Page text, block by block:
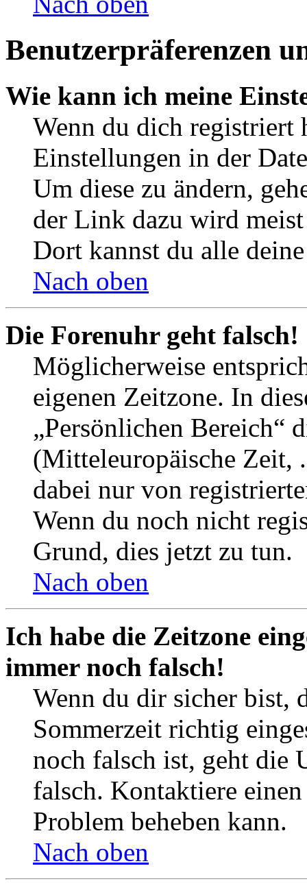
Benutzerpräferenzen
Wie kann ich meine
Wenn du dich registriert
Einstellungen in der
Um diese zu ändern,
der Link dazu wird
Dort kannst du alle
Nach oben
Die Forenuhr geht falsch!
Möglicherweise
eigenen Zeitzone. In
„Persönlichen Bereich“
(Mitteleuropäische Zeit,
dabei nur von
Wenn du noch nicht
Grund, dies jetzt zu tun.
Nach oben
Ich habe die Zeitzone
immer noch falsch!
Wenn du dir sicher bist,
Sommerzeit richtig
noch falsch ist, geht die
falsch. Kontaktiere
Problem beheben kann.
Nach oben